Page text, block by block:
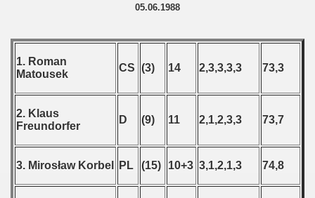
05.06.1988
1. Roman
Matousek
CS (3) 14 2,3,3,3,3 73,3
2. Klaus
Freundorfer
D (9) 11 2,1,2,3,3 73,7
3. Mirosław Korbel PL (15) 10+3 3,1,2,1,3 74,8